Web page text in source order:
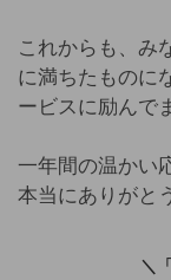
これからも、み
に満ちたものに
ービスに励んで
一年間の温かい
本当にありがと
＼